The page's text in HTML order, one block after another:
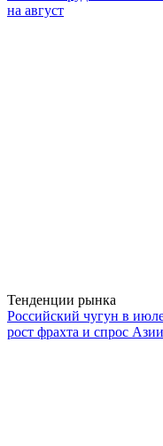
на август
Тенденции рынка
Российский чугун в
рост фрахта и спрос